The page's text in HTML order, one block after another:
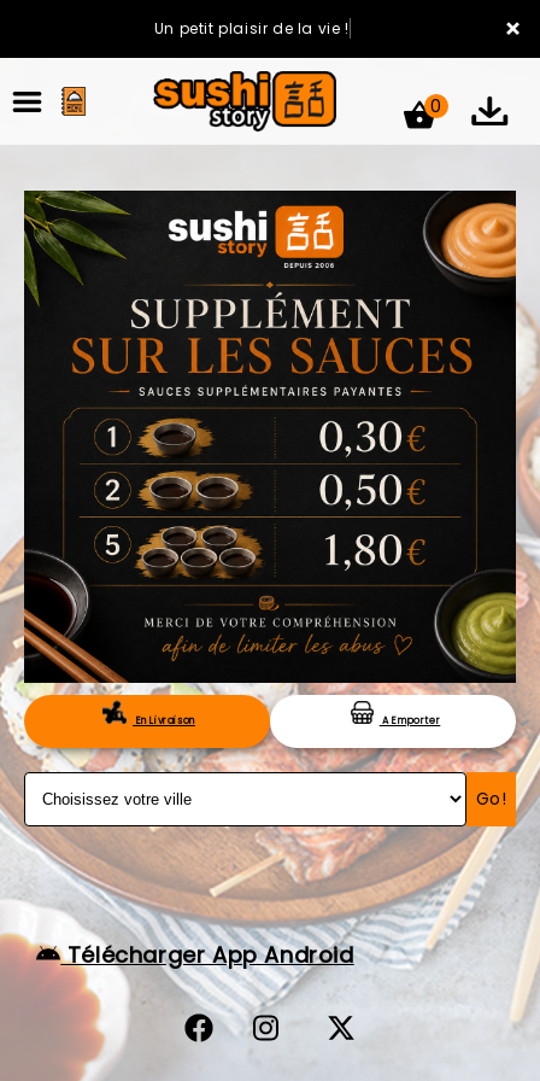
×
Un petit plaisir de la vie !
ACCUEIL
LA CARTE
VOTRE COMPTE
NOTRE RESTAURANT
VOS AVIS
MENTIONS LÉGALES
C.G.V
RÉSERVATION
0
En Livraison A Emporter
Go!
Télécharger App Android